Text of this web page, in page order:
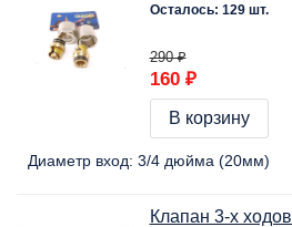
Осталось: 129 шт.
290 ₽
160 ₽
В корзину
Диаметр вход: 3/4 дюйма (20мм)
Клапан 3-х